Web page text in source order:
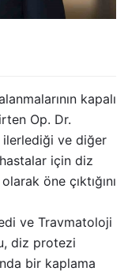
kapalı
Op. Dr.
ilerlediği ve diğer
için diz
öne çıktığını
ve Travmatoloji
diz protezi
bir kaplama